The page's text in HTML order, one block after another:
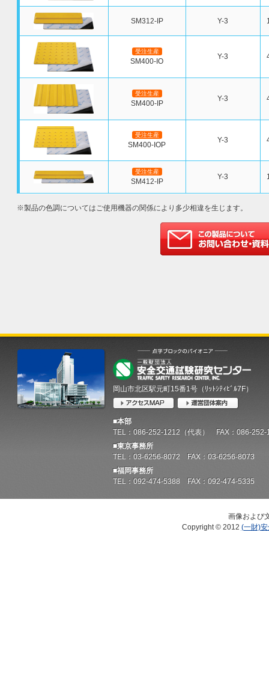
SM312-IP Y-3
受注生産
SM400-IO
Y-3
受注生産
SM400-IP
Y-3
受注生産
SM400-IOP
Y-3
受注生産
SM412-IP
Y-3
※製品の色調についてはご使用機器の関係により多少相違を生じます。
岡山市北区駅元町15番1号（ﾘｯﾄｼﾃｨﾋﾞﾙ7F）
■本部
TEL：086-252-1212（代表） FAX：086-252-
■東京事務所
TEL：03-6256-8072 FAX：03-6256-8073
■福岡事務所
TEL：092-474-5388 FAX：092-474-5335
画像および
Copyright © 2012 (一財)